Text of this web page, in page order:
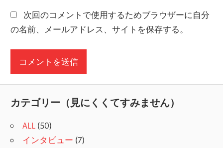
次回のコメントで使用するためブラウザーに自分
の名前、メールアドレス、サイトを保存する。
カテゴリー（見にくくてすみません）
ALL (50)
インタビュー (7)